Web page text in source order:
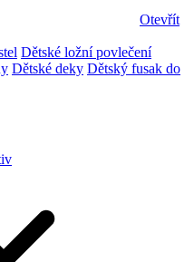
Otevřít
Dětské ložní povlečení
Dětské deky Dětský fusak do